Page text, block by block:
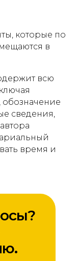
которые по
в
всю
обозначение
сведения,
время и